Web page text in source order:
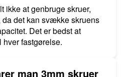
ikke at genbruge skruer,
da det kan svække skruens
Det er bedst at
fastgørelse.
man 3mm skruer